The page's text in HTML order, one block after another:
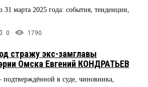
31 марта 2025 года: события, тенденции,
0 1790
стражу экс-замглавы
Омска Евгений КОНДРАТЬЕВ
подтверждённой в суде, чиновника,